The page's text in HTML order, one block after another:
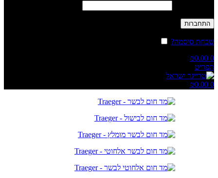
התחברות
שכחת סיסמה?
0
₪0.00
תפריט
0
₪0.00